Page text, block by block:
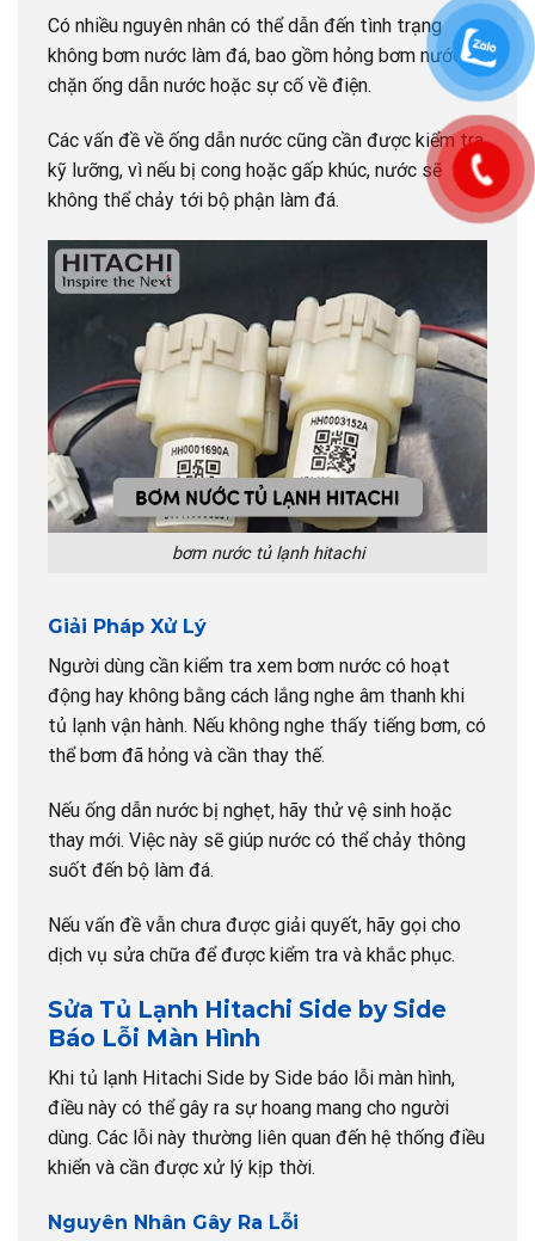
Có nhiều nguyên nhân có thể dẫn đến tình trạng
không bơm nước làm đá, bao gồm hỏng bơm nước,
chặn ống dẫn nước hoặc sự cố về điện.
Các vấn đề về ống dẫn nước cũng cần được kiểm tra
kỹ lưỡng, vì nếu bị cong hoặc gấp khúc, nước sẽ
không thể chảy tới bộ phận làm đá.
bơm nước tủ lạnh hitachi
Giải Pháp Xử Lý
Người dùng cần kiểm tra xem bơm nước có hoạt
động hay không bằng cách lắng nghe âm thanh khi
tủ lạnh vận hành. Nếu không nghe thấy tiếng bơm, có
thể bơm đã hỏng và cần thay thế.
Nếu ống dẫn nước bị nghẹt, hãy thử vệ sinh hoặc
thay mới. Việc này sẽ giúp nước có thể chảy thông
suốt đến bộ làm đá.
Nếu vấn đề vẫn chưa được giải quyết, hãy gọi cho
dịch vụ sửa chữa để được kiểm tra và khắc phục.
Sửa Tủ Lạnh Hitachi Side by Side
Báo Lỗi Màn Hình
Khi tủ lạnh Hitachi Side by Side báo lỗi màn hình,
điều này có thể gây ra sự hoang mang cho người
dùng. Các lỗi này thường liên quan đến hệ thống điều
khiển và cần được xử lý kịp thời.
Nguyên Nhân Gây Ra Lỗi